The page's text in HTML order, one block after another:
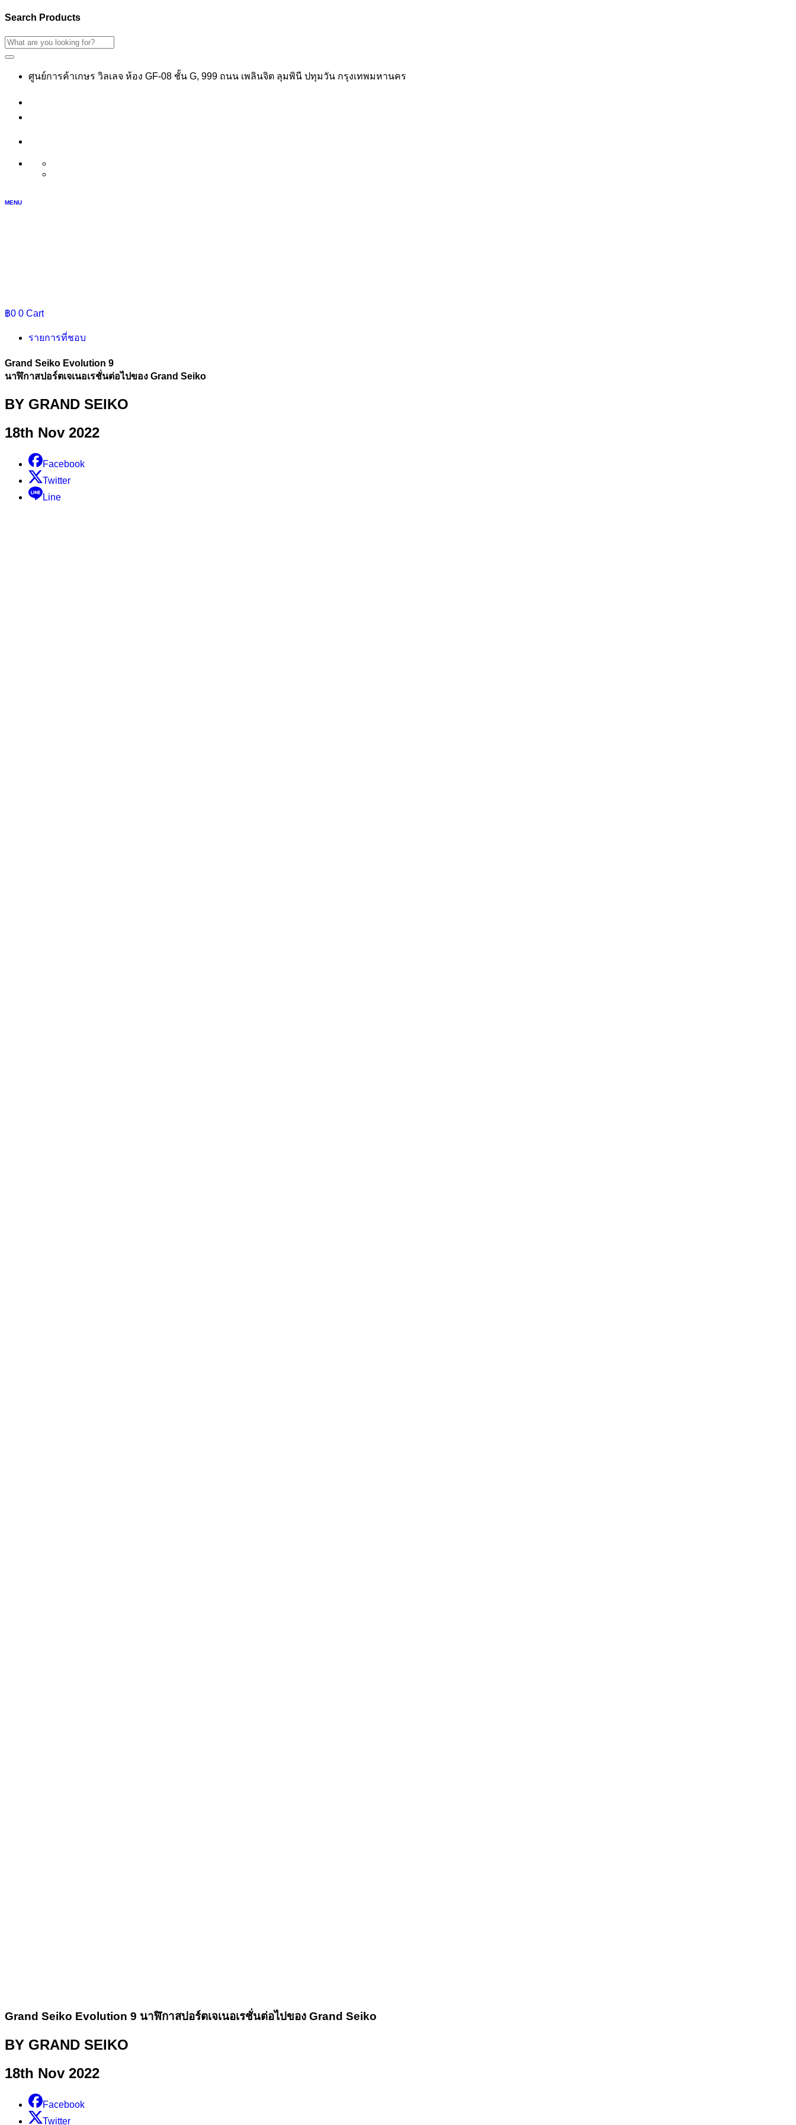
Search Products
ศูนย์การค้าเกษร วิลเลจ ห้อง GF-08 ชั้น G, 999 ถนน เพลินจิต ลุมพินี ปทุมวัน กรุงเทพมหานคร
MENU
฿0 0 Cart
รายการที่ชอบ
Grand Seiko Evolution 9
นาฬิกาสปอร์ตเจเนอเรชั่นต่อไปของ Grand Seiko
BY GRAND SEIKO
18th Nov 2022
Facebook
Twitter
Line
Grand Seiko Evolution 9 นาฬิกาสปอร์ตเจเนอเรชั่นต่อไปของ Grand Seiko
BY GRAND SEIKO
18th Nov 2022
Facebook
Twitter